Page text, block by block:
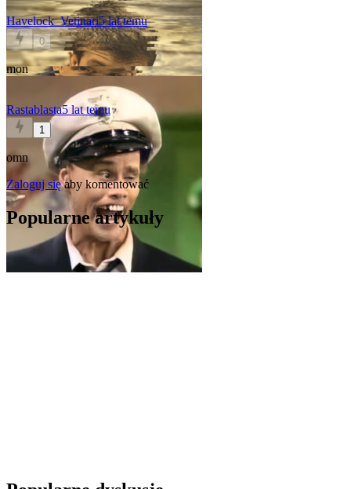
Havelock_Vetinari5 lat temu
0
mon
Rastablasta5 lat temu
1
omn
Zaloguj sięaby komentować
Popularne artykuły